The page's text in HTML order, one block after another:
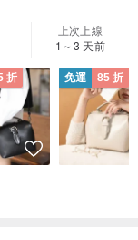
上次上線
1～3 天前
折 免運 85 折